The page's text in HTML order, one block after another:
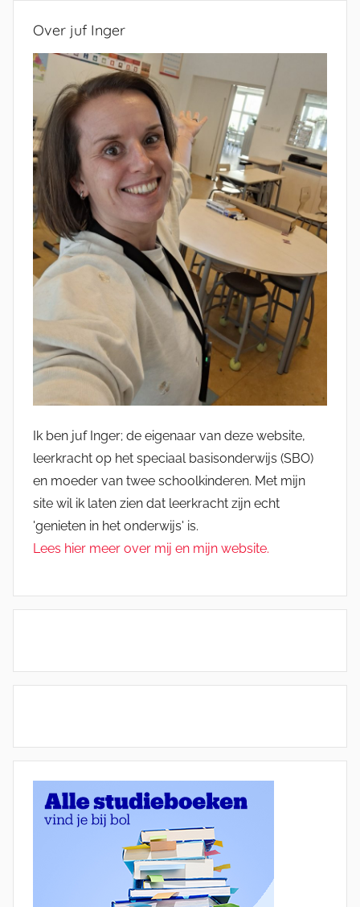
Over juf Inger
Ik ben juf Inger; de eigenaar van deze website,
leerkracht op het speciaal basisonderwijs (SBO)
en moeder van twee schoolkinderen. Met mijn
site wil ik laten zien dat leerkracht zijn echt
'genieten in het onderwijs' is.
Lees hier meer over mij en mijn website.